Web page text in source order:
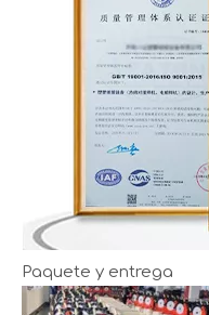
Paquete y entrega